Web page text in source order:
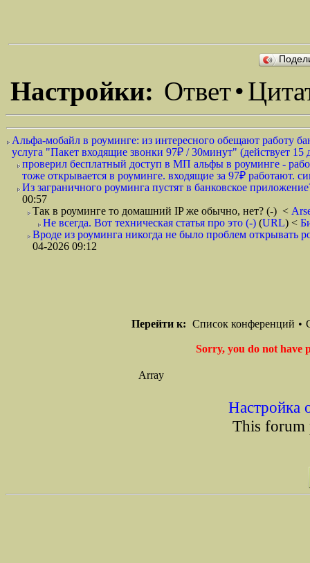
Настройки: Ответ•
Альфа-мобайл в роуминге: из интересного обещают работу
услуга "Пакет входящие звонки 97₽ / 30минут" (действует 15
проверил бесплатный доступ в МП альфы в роуминге -
тоже открывается в роуминге. входящие за 97₽ работают.
Из заграничного роуминга пустят в банковское
00:57
Так в роуминге то домашний IP же обычно, нет? (-) <
Не всегда. Вот техническая статья про это (-) (URL) <
Вроде из роуминга никогда не было проблем открывать
04-2026 09:12
Перейти к: Список конференций •
Sorry, you do not have
Array
Настройка
This